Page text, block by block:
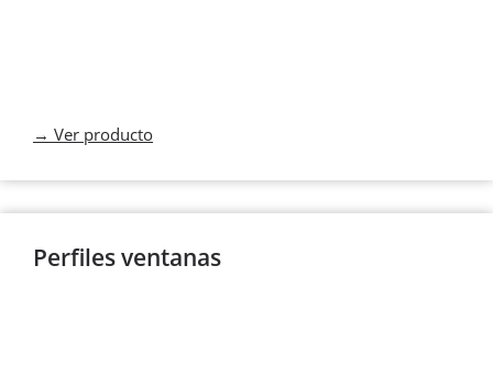
→ Ver producto
Perfiles ventanas